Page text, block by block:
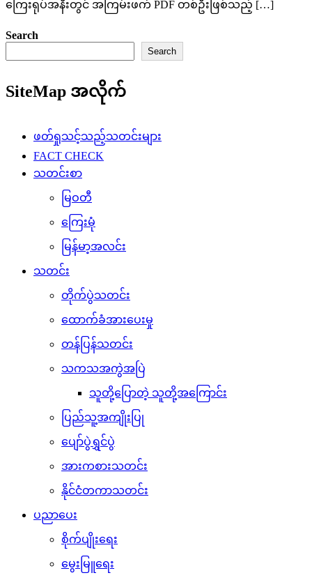
ကြေးရုပ်အနီးတွင် အကြမ်းဖက် PDF တစ်ဦးဖြစ်သည့် […]
Search
Search
SiteMap အလိုက်
ဖတ်ရှုသင့်သည့်သတင်းများ
FACT CHECK
သတင်းစာ
မြဝတီ
ကြေးမုံ
မြန်မာ့အလင်း
သတင်း
တိုက်ပွဲသတင်း
ထောက်ခံအားပေးမှု
တန်ပြန်သတင်း
သကသအကွဲအပြဲ
သူတို့ပြောတဲ့ သူတို့အကြောင်း
ပြည်သူ့အကျိုးပြု
ပျော်ပွဲရွှင်ပွဲ
အားကစားသတင်း
နိုင်ငံတကာသတင်း
ပညာပေး
စိုက်ပျိုးရေး
မွေးမြူရေး